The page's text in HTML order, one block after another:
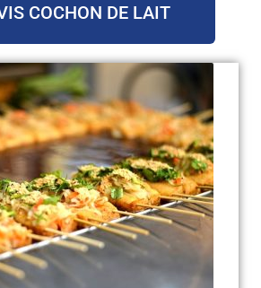
COCHON DE LAIT